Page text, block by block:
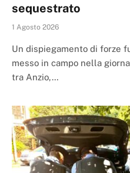
sequestrato
1 Agosto 2026
Un dispiegamento di forze
messo in campo nella
tra Anzio,…